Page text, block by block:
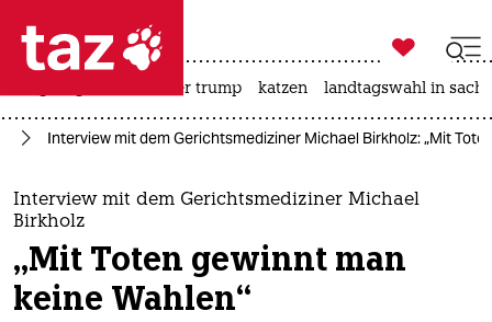
 taz zahl ich
taz zahl ich
themen
politik
öko

taz zahl ich
usa unter trump katzen landtagswahl in
Interview mit dem Gerichtsmediziner Michael Birkholz: „Mit
Interview mit dem Gerichtsmediziner Michael
Birkholz
„Mit Toten gewinnt man
keine Wahlen“